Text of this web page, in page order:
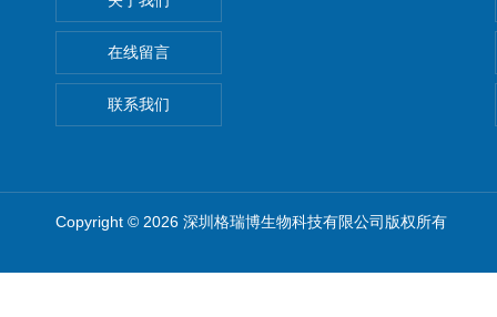
在线留言
联系我们
Copyright © 2026 深圳格瑞博生物科技有限公司版权所有